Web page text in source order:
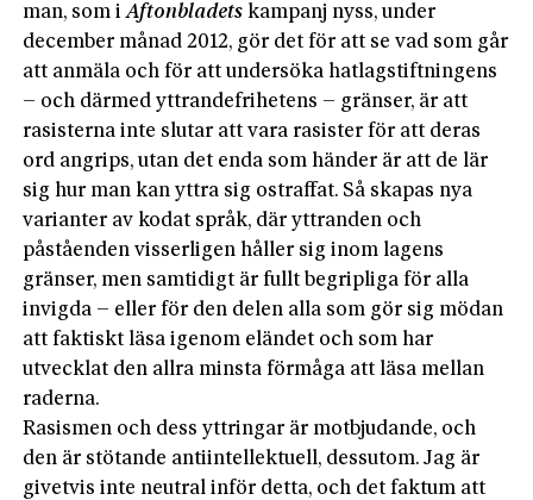
man, som iAftonbladets kampanj nyss, under
december månad 2012, gör det för att se vad som går
att anmäla och för att undersöka hatlagstiftningens
– och därmed yttrandefrihetens – gränser, är att
rasisterna inte slutar att vara rasister för att deras
ord angrips, utan det enda som händer är att de lär
sig hur man kan yttra sig ostraffat. Så skapas nya
varianter av kodat språk, där yttranden och
påståenden visserligen håller sig inom lagens
gränser, men samtidigt är fullt begripliga för alla
invigda – eller för den delen alla som gör sig mödan
att faktiskt läsa igenom eländet och som har
utvecklat den allra minsta förmåga att läsa mellan
raderna.
Rasismen och dess yttringar är motbjudande, och
den är stötande antiintellektuell, dessutom. Jag är
givetvis inte neutral inför detta, och det faktum att